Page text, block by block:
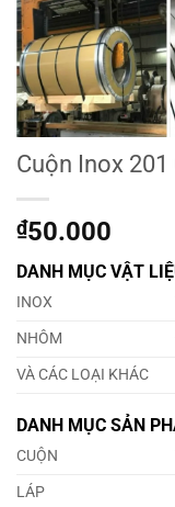
Cuộn Inox
₫50.000
DANH MỤC VẬT
INOX
NHÔM
VÀ CÁC LOẠI KHÁC
DANH MỤC SẢN
CUỘN
LÁP